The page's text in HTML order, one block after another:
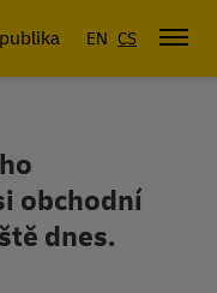
EN CS
pro
obchodní
dnes.